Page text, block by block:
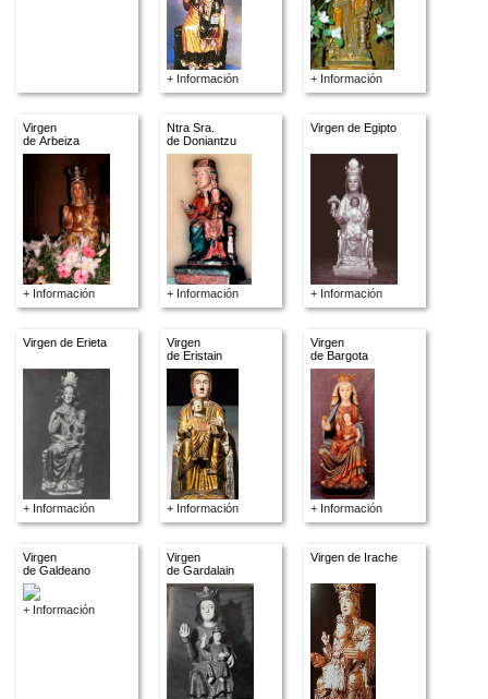
+ Información + Información
Virgen
de Arbeiza
+ Información
Ntra Sra.
de Doniantzu
+ Información
Virgen de Egipto
+ Información
Virgen de Erieta
+ Información
Virgen
de Eristain
+ Información
Virgen
de Bargota
+ Información
Virgen
de Galdeano
+ Información
Virgen
de Gardalain
Virgen de Irache